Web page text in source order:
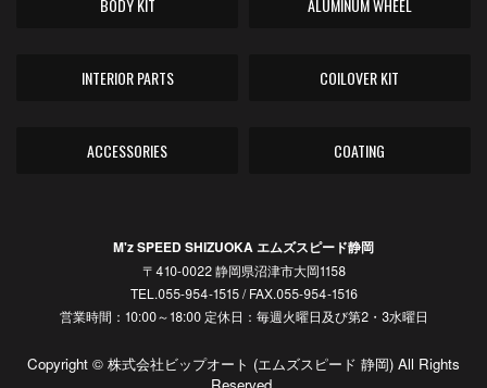
BODY KIT ALUMINUM WHEEL
INTERIOR PARTS COILOVER KIT
ACCESSORIES COATING
M'z SPEED SHIZUOKA エムズスピード静岡
〒410-0022 静岡県沼津市大岡1158
TEL.055-954-1515 / FAX.055-954-1516
営業時間：10:00～18:00 定休日：毎週火曜日及び第2・3水曜日
Copyright © 株式会社ビップオート (エムズスピード 静岡) All Rights